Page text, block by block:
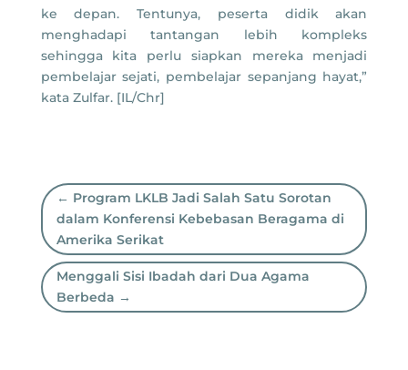
ke depan. Tentunya, peserta didik akan
menghadapi tantangan lebih kompleks
sehingga kita perlu siapkan mereka menjadi
pembelajar sejati, pembelajar sepanjang hayat,”
kata Zulfar. [IL/Chr]
← Program LKLB Jadi Salah Satu Sorotan
dalam Konferensi Kebebasan Beragama di
Amerika Serikat
Menggali Sisi Ibadah dari Dua Agama
Berbeda →